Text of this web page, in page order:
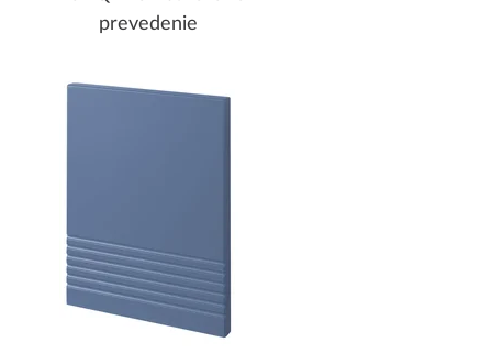
prevedenie